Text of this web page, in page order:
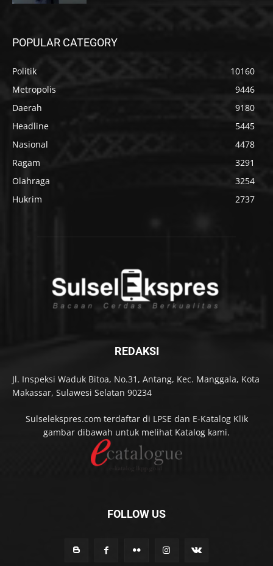
POPULAR CATEGORY
Politik
10160
Metropolis
9446
Daerah
9180
Headline
5445
Nasional
4478
Ragam
3291
Olahraga
3254
Hukrim
2737
REDAKSI
Jl. Inspeksi Waduk Bitoa, No.31, Antang, Kec. Manggala, Kota
Makassar, Sulawesi Selatan 90234
Sulselekspres.com terdaftar di LPSE dan E-Katalog Klik
gambar dibawah untuk melihat Katalog kami.
FOLLOW US